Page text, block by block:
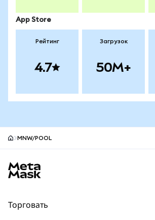
App Store
Рейтинг
4.7
Загрузок
50M+
MNW/POOL
Торговать